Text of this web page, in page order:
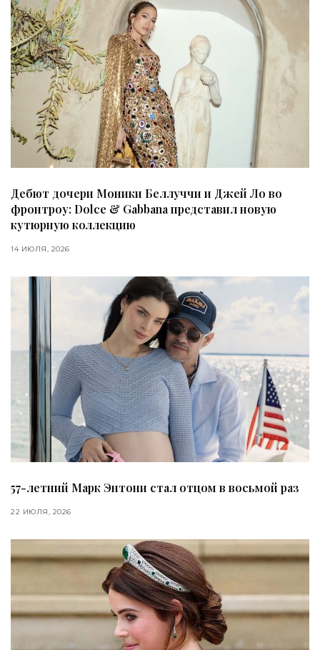
Дебют дочери Моники Беллуччи и Джей Ло во
фронтроу: Dolce & Gabbana представил новую
кутюрную коллекцию
14 ИЮЛЯ, 2026
57-летний Марк Энтони стал отцом в восьмой раз
22 ИЮЛЯ, 2026